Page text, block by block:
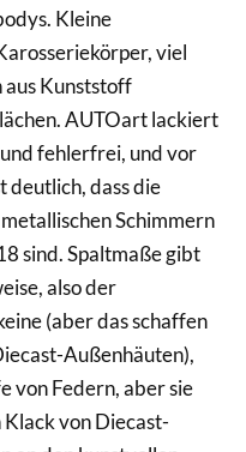
Kleine
viel
aus Kunststoff
AUTOart lackiert
fehlerfrei, und vor
deutlich, dass die
metallischen Schimmern
sind. Spaltmaße gibt
also der
(aber das schaffen
Außenhäuten),
von Federn, aber sie
von Diecast-